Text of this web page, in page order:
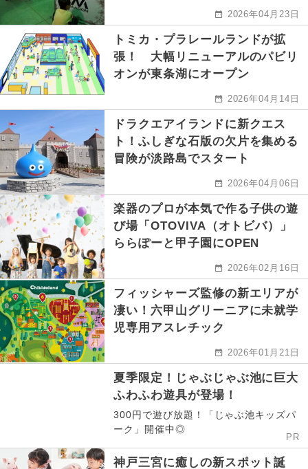
2026年04月23日
トミカ・プラレールランドが拡
張！ 大幅リニューアルのパビリ
オンが東条湖にオープン
2026年04月14日
ドラクエアイランドに新クエス
ト！ふしぎな石版の欠片を集める
冒険が淡路島でスタート
2026年04月06日
楽器のプロが本気で作る子供の遊
び場「OTOVIVA（オトビバ）」
ららぽーと甲子園にOPEN
2026年02月16日
フィッシャーズ監修の新エリアが
凄い！六甲山グリーニアに未就学
児専用アスレチック
2026年01月21日
夏季限定！じゃぶじゃぶ池に巨大
ふわふわ遊具が登場！
300円で遊び放題！「じゃぶ池キッズパ
ーク」開催中◎
PR
神戸三宮に癒しの新スポット誕